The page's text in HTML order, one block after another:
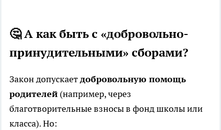
🤔 А как быть с «добровольно-
принудительными» сборами?
Закон допускаетдобровольную помощь
родителей (например, через
благотворительные взносы в фонд школы или
класса). Но: